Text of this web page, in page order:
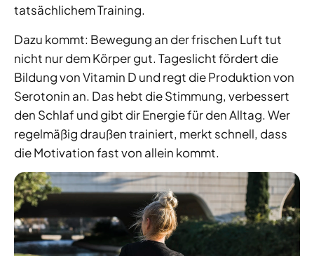
tatsächlichem Training.
Dazu kommt: Bewegung an der frischen Luft tut
nicht nur dem Körper gut. Tageslicht fördert die
Bildung von Vitamin D und regt die Produktion von
Serotonin an. Das hebt die Stimmung, verbessert
den Schlaf und gibt dir Energie für den Alltag. Wer
regelmäßig draußen trainiert, merkt schnell, dass
die Motivation fast von allein kommt.